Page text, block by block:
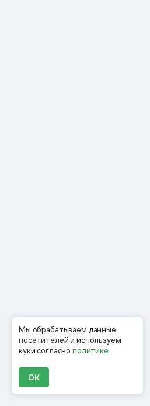
Мы обрабатываем данные
посетителей и используем
куки согласнополитике
ОК